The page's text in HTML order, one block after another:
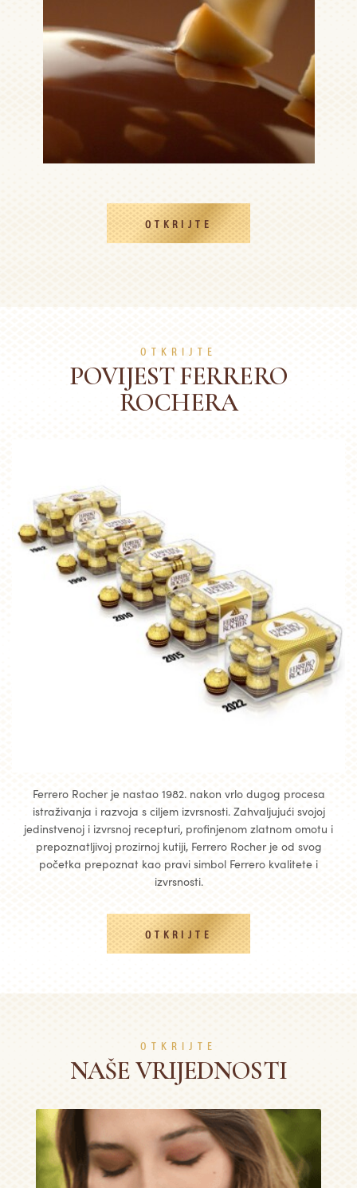
OTKRIJTE
OTKRIJTE
POVIJEST FERRERO
ROCHERA
Ferrero Rocher je nastao 1982. nakon vrlo dugog procesa
istraživanja i razvoja s ciljem izvrsnosti. Zahvaljujući svojoj
jedinstvenoj i izvrsnoj recepturi, profinjenom zlatnom omotu i
prepoznatljivoj prozirnoj kutiji, Ferrero Rocher je od svog
početka prepoznat kao pravi simbol Ferrero kvalitete i
izvrsnosti.
OTKRIJTE
OTKRIJTE
NAŠE VRIJEDNOSTI